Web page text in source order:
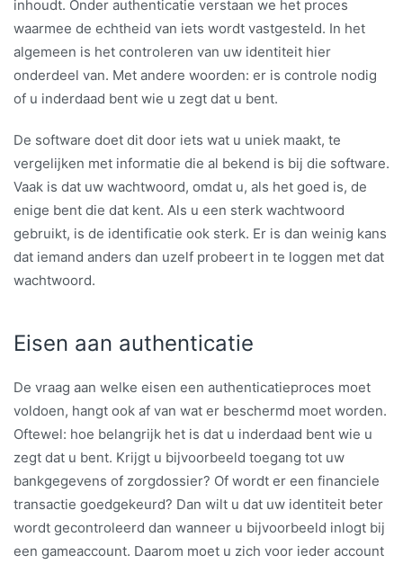
inhoudt. Onder authenticatie verstaan we het proces
waarmee de echtheid van iets wordt vastgesteld. In het
algemeen is het controleren van uw identiteit hier
onderdeel van. Met andere woorden: er is controle nodig
of u inderdaad bent wie u zegt dat u bent.
De software doet dit door iets wat u uniek maakt, te
vergelijken met informatie die al bekend is bij die software.
Vaak is dat uw wachtwoord, omdat u, als het goed is, de
enige bent die dat kent. Als u een sterk wachtwoord
gebruikt, is de identificatie ook sterk. Er is dan weinig kans
dat iemand anders dan uzelf probeert in te loggen met dat
wachtwoord.
Eisen aan authenticatie
De vraag aan welke eisen een authenticatieproces moet
voldoen, hangt ook af van wat er beschermd moet worden.
Oftewel: hoe belangrijk het is dat u inderdaad bent wie u
zegt dat u bent. Krijgt u bijvoorbeeld toegang tot uw
bankgegevens of zorgdossier? Of wordt er een financiele
transactie goedgekeurd? Dan wilt u dat uw identiteit beter
wordt gecontroleerd dan wanneer u bijvoorbeeld inlogt bij
een gameaccount. Daarom moet u zich voor ieder account